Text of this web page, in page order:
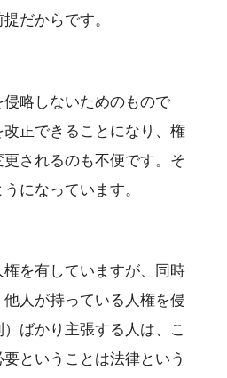
だからです。
略しないためのもので
正できることになり、権
されるのも不便です。そ
になっています。
を有していますが、同時
人が持っている人権を侵
ばかり主張する人は、こ
ということは法律という